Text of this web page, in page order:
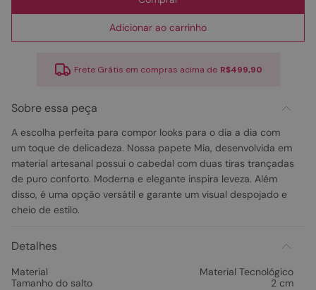
Adicionar ao carrinho
Frete Grátis em compras acima de R$499,90
Sobre essa peça
A escolha perfeita para compor looks para o dia a dia com
um toque de delicadeza. Nossa papete Mia, desenvolvida em
material artesanal possui o cabedal com duas tiras trançadas
de puro conforto. Moderna e elegante inspira leveza. Além
disso, é uma opção versátil e garante um visual despojado e
cheio de estilo.
Detalhes
Material
Material Tecnológico
Tamanho do salto
2 cm